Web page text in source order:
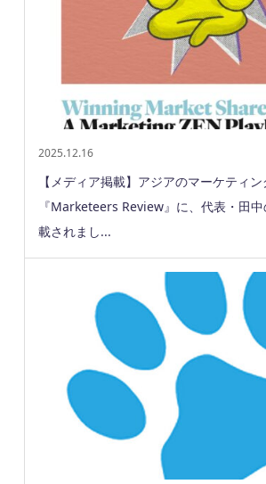
2025.12.16
【メディア掲載】アジアのマーケティ
『Marketeers Review』に、代表・田
載されまし...